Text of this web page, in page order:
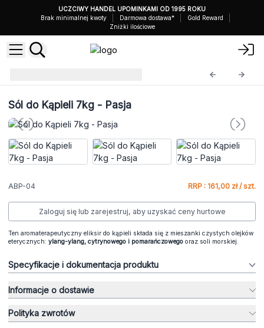
UCZCIWY HANDEL UPOMINKAMI OD 1995 ROKU
Brak minimalnej kwoty
Darmowa dostawa*
Gold Reward
Zniżki ilościowe
Sól do Kąpieli 7kg - Pasja
ABP-04 RRP : 161,00 zł / szt.
Zaloguj się lub zarejestruj, aby uzyskać ceny hurtowe
Ten aromaterapeutyczny eliksir do kąpieli składa się z mieszanki czystych olejków
eterycznych: ylang-ylang, cytrynowego i pomarańczowego oraz soli morskiej.
Specyfikacje i dokumentacja produktu
Informacje o dostawie
Polityka zwrotów